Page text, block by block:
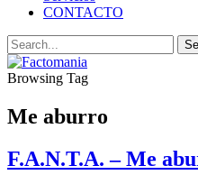
CONTACTO
Browsing Tag
Me aburro
F.A.N.T.A. – Me